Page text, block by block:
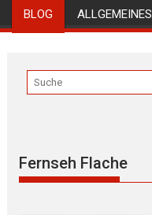
BLOG ALLGEMEINES
Fernseh Flache